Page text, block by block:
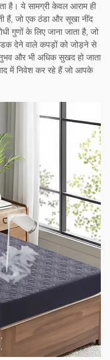
है। ये सामग्री केवल आराम ही
हैं, जो एक ठंडा और सूखा नींद
गुणों के लिए जाना जाता है, जो
देने वाले कपड़ों को जोड़ने से
और भी अधिक सुखद हो जाता
में निवेश कर रहे हैं जो आपके